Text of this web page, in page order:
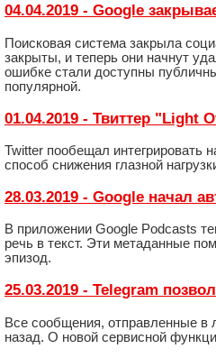
04.04.2019 - Google
Поисковая система закрыла
закрыты, и теперь они начнут
ошибке стали доступны
популярной.
01.04.2019 - Твиттер "Light
Twitter пообещал интегрировать
способ снижения глазной
28.03.2019 - Google начал
В приложении Google Podcasts
речь в текст. Эти метаданные
эпизод.
25.03.2019 - Telegram
Все сообщения, отправленные в
назад. О новой сервисной